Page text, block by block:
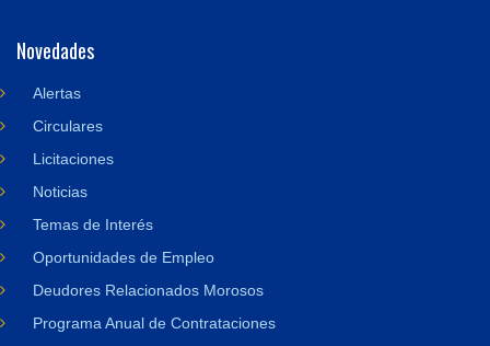
Novedades
Alertas
Circulares
Licitaciones
Noticias
Temas de Interés
Oportunidades de Empleo
Deudores Relacionados Morosos
Programa Anual de Contrataciones